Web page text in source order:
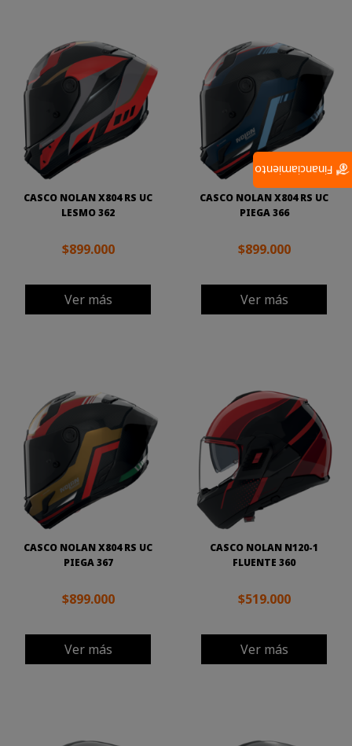
CASCO NOLAN X804 RS UC
LESMO 362
$899.000
Ver más
CASCO NOLAN X804 RS UC
PIEGA 366
$899.000
Ver más
CASCO NOLAN X804 RS UC
PIEGA 367
$899.000
Ver más
CASCO NOLAN N120-1
FLUENTE 360
$519.000
Ver más
Financiamiento